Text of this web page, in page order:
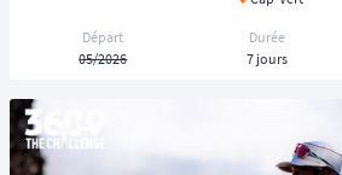
Départ
05/2026
Durée
7 jours